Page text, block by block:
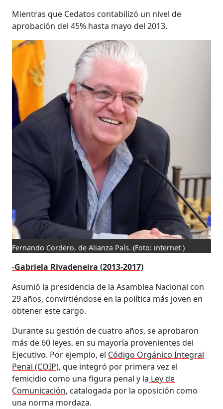
Mientras que Cedatos contabilizó un nivel de
aprobación del 45% hasta mayo del 2013.
Fernando Cordero, de Alianza País.(Foto: internet )
-Gabriela Rivadeneira (2013-2017)
Asumió la presidencia de la Asamblea Nacional con
29 años, convirtiéndose en la política más joven en
obtener este cargo.
Durante su gestión de cuatro años, se aprobaron
más de 60 leyes, en su mayoría provenientes del
Ejecutivo. Por ejemplo, el Código Orgánico Integral
Penal (COIP), que integró por primera vez el
femicidio como una figura penal y la Ley de
Comunicación, catalogada por la oposición como
una norma mordaza.